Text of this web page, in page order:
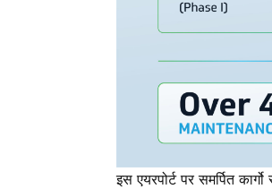
इस एयरपोर्ट पर समर्पित